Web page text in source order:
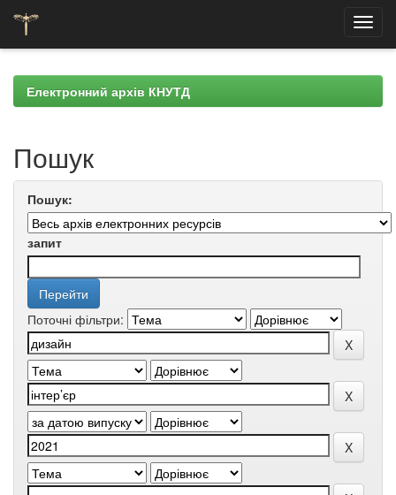
navigationЕлектронний архів КНУТД
Пошук
Пошук:
запит
Поточні фільтри: